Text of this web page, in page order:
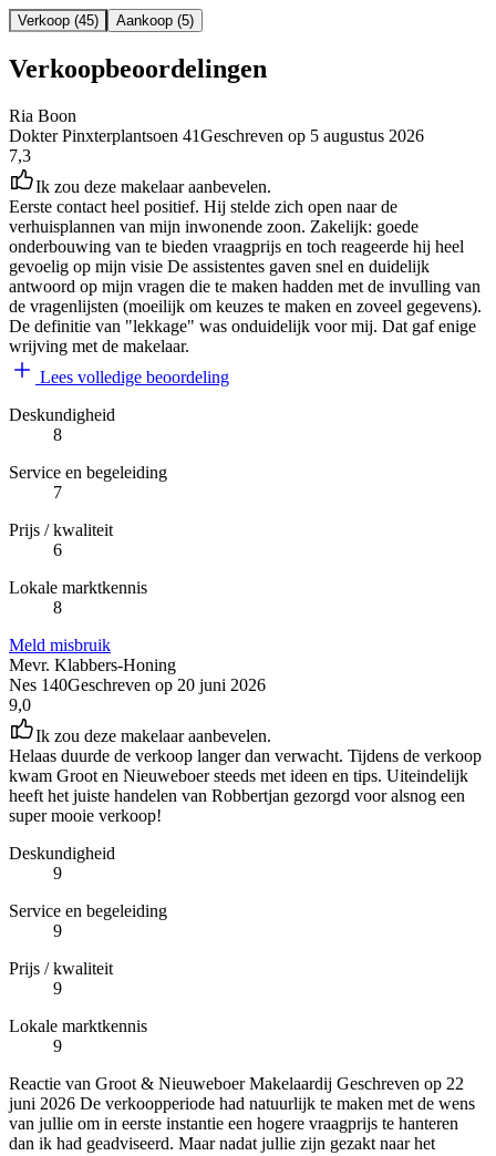
Verkoop (45) Aankoop (5)
Verkoopbeoordelingen
Ria Boon
Dokter Pinxterplantsoen 41Geschreven op 5 augustus 2026
7,3
Ik zou deze makelaar aanbevelen.
Eerste contact heel positief. Hij stelde zich open naar de
verhuisplannen van mijn inwonende zoon. Zakelijk: goede
onderbouwing van te bieden vraagprijs en toch reageerde hij heel
gevoelig op mijn visie De assistentes gaven snel en duidelijk
antwoord op mijn vragen die te maken hadden met de invulling van
de vragenlijsten (moeilijk om keuzes te maken en zoveel gegevens).
De definitie van "lekkage" was onduidelijk voor mij. Dat gaf enige
wrijving met de makelaar.
Lees volledige beoordeling
Deskundigheid
8
Service en begeleiding
7
Prijs / kwaliteit
6
Lokale marktkennis
8
Meld misbruik
Mevr. Klabbers-Honing
Nes 140Geschreven op 20 juni 2026
9,0
Ik zou deze makelaar aanbevelen.
Helaas duurde de verkoop langer dan verwacht. Tijdens de verkoop
kwam Groot en Nieuweboer steeds met ideen en tips. Uiteindelijk
heeft het juiste handelen van Robbertjan gezorgd voor alsnog een
super mooie verkoop!
Deskundigheid
9
Service en begeleiding
9
Prijs / kwaliteit
9
Lokale marktkennis
9
Reactie van Groot & Nieuweboer Makelaardij Geschreven op 22
juni 2026 De verkoopperiode had natuurlijk te maken met de wens
van jullie om in eerste instantie een hogere vraagprijs te hanteren
dan ik had geadviseerd. Maar nadat jullie zijn gezakt naar het